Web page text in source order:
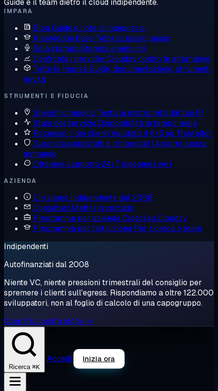
Guide e il team dietro il cloud indipendente.
IMPARA
Blog Guide e note di ingegneria
Knowledge base Tutorial passo passo
Sala stampaStampa e annunci
Confronta i provider Cloudzy contro le alternative
Tutte le risorseGuide, documentazione, strumenti,
novità
STRUMENTI E FIDUCIA
Specchio magico Testa la nostra rete dal tuo IP
Stato del servizio Disponibilità in tempo reale
Recensioni dei clienti Valutato 4,6/5 su Trustpilot
Garanzia soddisfatti o rimborsati 14 giorni, senza
domande
Ottenere supporto 24/7, ingegneri veri
AZIENDA
Chi siamo Indipendente dal 2008
Contattaci Mettiti in contatto
Programma per aziendeCresci su Cloudzy
Programma per l'istruzione Per ricerca e team
Indipendenti
Autofinanziati dal 2008
Niente VC, niente pressioni trimestrali del consiglio per
spremere i clienti sull'egress. Rispondiamo a oltre 122.000
sviluppatori, non al foglio di calcolo di una capogruppo.
Scopri la nostra storia →
Ricerca ⌘K
Accedi Inizia ora